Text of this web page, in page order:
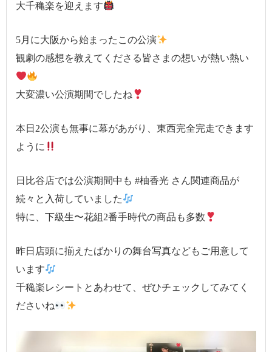
大千穐楽を迎えます
5月に大阪から始まったこの公演
観劇の感想を教えてくださる皆さまの想いが熱い熱い
大変濃い公演期間でしたね
本日2公演も無事に幕があがり、東西完全完走できます
ように
日比谷店では公演期間中も #柚香光 さん関連商品が
続々と入荷していました
特に、下級生〜花組2番手時代の商品も多数
昨日店頭に揃えたばかりの舞台写真などもご用意して
います
千穐楽レシートとあわせて、ぜひチェックしてみてく
ださいね